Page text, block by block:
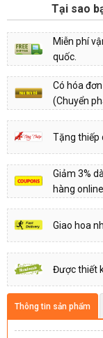
Tại sao
Miễn phí
quốc.
Có hóa
(Chuyển
Tặng thiếp
Giảm 3%
hàng
Giao hoa
Được thiết
Thông tin sản phẩm